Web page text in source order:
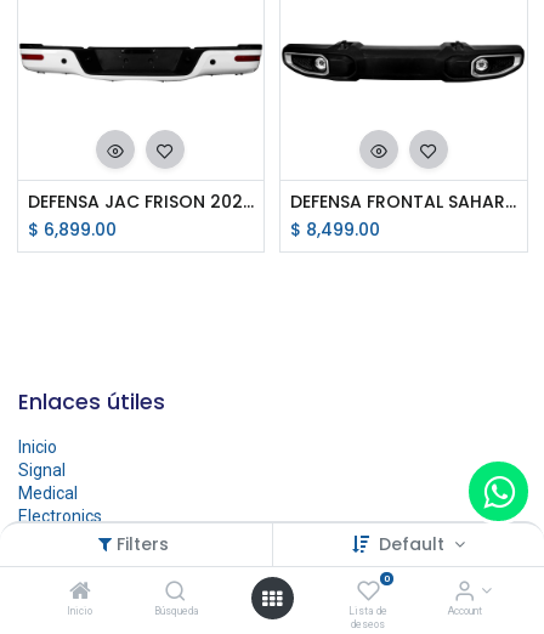
Filters Default
Inicio Búsqueda
0
Lista de
deseos
Account
DEFENSA JAC FRISON 2025 CON SENSORES
$ 6,899.00
DEFENSA FRONTAL SAHARA JEEP WRANGLER 2024
$ 8,499.00
Enlaces útiles
Inicio
Signal
Medical
Electronics
Accesories
Contáctenos